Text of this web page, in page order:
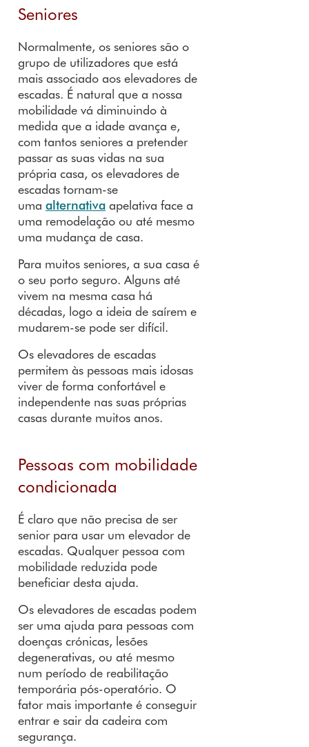
Seniores
Normalmente, os seniores são o
grupo de utilizadores que está
mais associado aos elevadores de
escadas. É natural que a nossa
mobilidade vá diminuindo à
medida que a idade avança e,
com tantos seniores a pretender
passar as suas vidas na sua
própria casa, os elevadores de
escadas tornam-se
uma alternativa apelativa face a
uma remodelação ou até mesmo
uma mudança de casa.
Para muitos seniores, a sua casa é
o seu porto seguro. Alguns até
vivem na mesma casa há
décadas, logo a ideia de saírem e
mudarem-se pode ser difícil.
Os elevadores de escadas
permitem às pessoas mais idosas
viver de forma confortável e
independente nas suas próprias
casas durante muitos anos.
Pessoas com mobilidade
condicionada
É claro que não precisa de ser
senior para usar um elevador de
escadas. Qualquer pessoa com
mobilidade reduzida pode
beneficiar desta ajuda.
Os elevadores de escadas podem
ser uma ajuda para pessoas com
doenças crónicas, lesões
degenerativas, ou até mesmo
num período de reabilitação
temporária pós-operatório. O
fator mais importante é conseguir
entrar e sair da cadeira com
segurança.